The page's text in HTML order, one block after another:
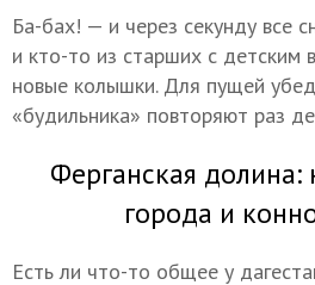
Ба-бах! — и через секунду все
и кто-то из старших с детским
новые колышки. Для пущей
«будильника» повторяют раз
Ферганская долина:
города и
Есть ли что-то общее у